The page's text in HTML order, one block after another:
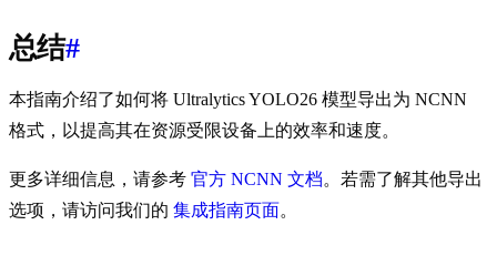
总结#
本指南介绍了如何将 Ultralytics YOLO26 模型导出为 NCNN
格式，以提高其在资源受限设备上的效率和速度。
更多详细信息，请参考 官方 NCNN 文档。若需了解其他导出
选项，请访问我们的 集成指南页面。